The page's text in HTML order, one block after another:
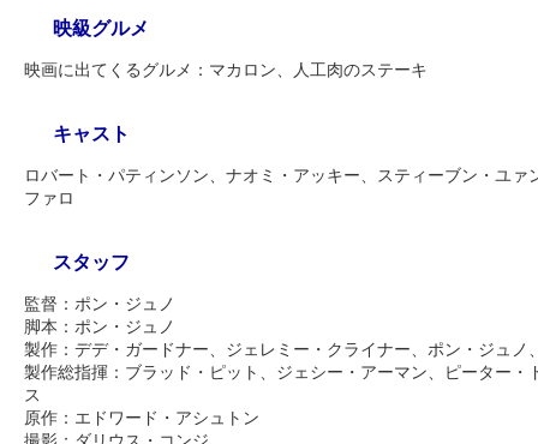
映級グルメ
映画に出てくるグルメ：マカロン、人工肉のステーキ
キャスト
ロバート・パティンソン、ナオミ・アッキー、スティーブン・ユ
ファロ
スタッフ
監督：ポン・ジュノ
脚本：ポン・ジュノ
製作：デデ・ガードナー、ジェレミー・クライナー、ポン・ジュノ
製作総指揮：ブラッド・ピット、ジェシー・アーマン、ピーター・
ス
原作：エドワード・アシュトン